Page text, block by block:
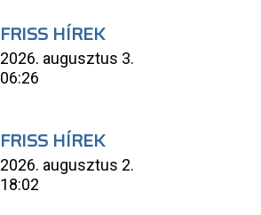
FRISS HÍREK
2026. augusztus 3.
06:26
FRISS HÍREK
2026. augusztus 2.
18:02